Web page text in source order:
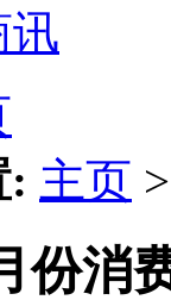
讯
: 主页 >
份消